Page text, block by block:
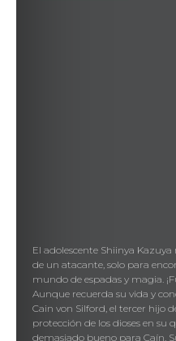
El adolescente Shiinya
de un atacante, solo para
mundo de espadas y magia.
Aunque recuerda su vida y
Cain von Silford, el tercer hijo
protección de los dioses en su
demasiado bueno para Caín.